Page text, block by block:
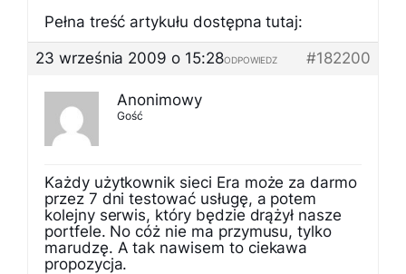
Pełna treść artykułu dostępna tutaj:
23 września 2009 o 15:28
#182200
ODPOWIEDZ
Anonimowy
Gość
Każdy użytkownik sieci Era może za darmo
przez 7 dni testować usługę, a potem
kolejny serwis, który będzie drążył nasze
portfele. No cóż nie ma przymusu, tylko
marudzę. A tak nawisem to ciekawa
propozycja.